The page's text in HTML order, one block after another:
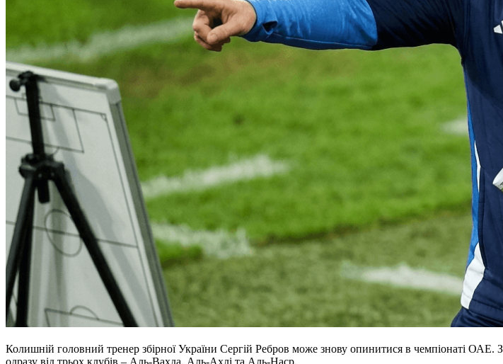
Колишній головний тренер збірної України Сергій Ребров може знову опинитися в чемпіонаті ОАЕ.